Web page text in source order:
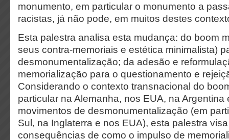
monumento, em particular o monumento a
racistas, já não pode, em muitos destes
Esta palestra analisa esta mudança: do boom
seus contra-memoriais e estética minimalista)
desmonumentalização; da adesão e
memorialização para o questionamento e
Considerando o contexto transnacional do
particular na Alemanha, nos EUA, na Argentina
movimentos de desmonumentalização (em
Sul, na Inglaterra e nos EUA), esta palestra
consequências de como o impulso de